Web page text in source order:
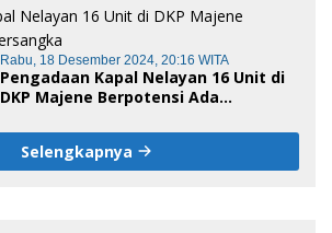
Rabu, 18 Desember 2024, 20:16 WITA
Pengadaan Kapal Nelayan 16 Unit di
DKP Majene Berpotensi Ada
Selengkapnya